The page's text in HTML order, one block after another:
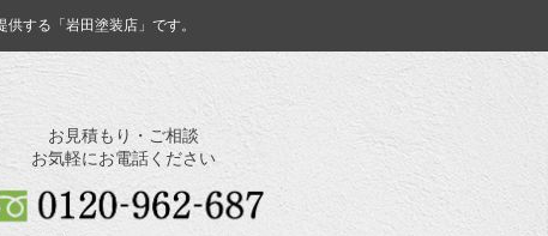
する「岩田塗装店」です。
お見積もり・ご相談
お気軽にお電話ください